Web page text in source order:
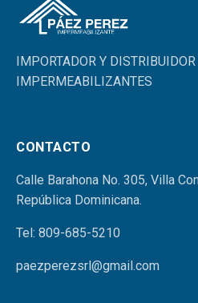
IMPORTADOR Y
IMPERMEABILIZANTES
CONTACTO
Calle Barahona No. 305, Villa
República Dominicana.
Tel: 809-685-5210
paezperezsrl@gmail.com